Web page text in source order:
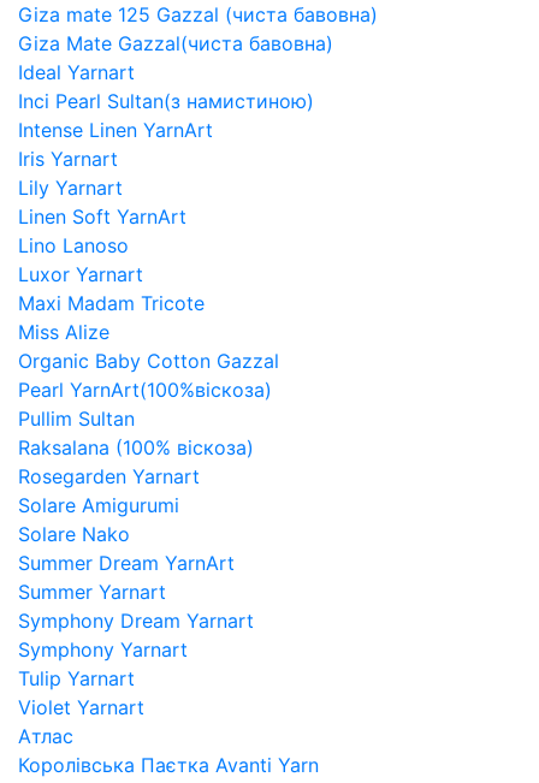
Giza mate 125 Gazzal (чиста бавовна)
Giza Mate Gazzal(чиста бавовна)
Ideal Yarnart
Inci Pearl Sultan(з намистиною)
Intense Linen YarnArt
Iris Yarnart
Lily Yarnart
Linen Soft YarnArt
Lino Lanoso
Luxor Yarnart
Maxi Madam Tricote
Miss Alize
Organic Baby Cotton Gazzal
Pearl YarnArt(100%віскоза)
Pullim Sultan
Raksalana (100% віскоза)
Rosegarden Yarnart
Solare Amigurumi
Solare Nako
Summer Dream YarnArt
Summer Yarnart
Symphony Dream Yarnart
Symphony Yarnart
Tulip Yarnart
Violet Yarnart
Атлас
Королівська Паєтка Avanti Yarn